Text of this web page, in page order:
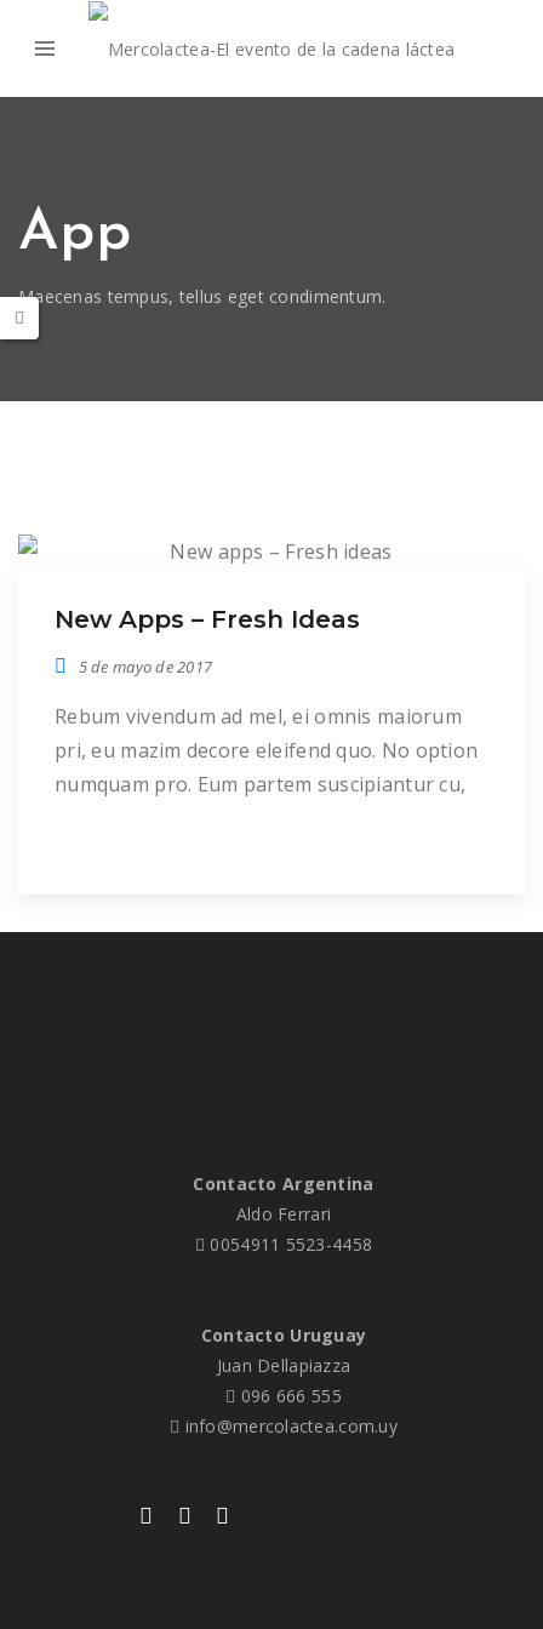
App
Maecenas tempus, tellus eget condimentum.
New Apps – Fresh Ideas
5 de mayo de 2017
Rebum vivendum ad mel, ei omnis maiorum
pri, eu mazim decore eleifend quo. No option
numquam pro. Eum partem suscipiantur cu,
Contacto Argentina
Aldo Ferrari
0054911 5523-4458
Contacto Uruguay
Juan Dellapiazza
096 666 555
info@mercolactea.com.uy